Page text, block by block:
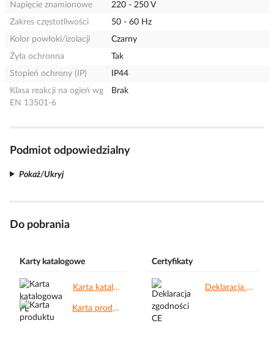
Napięcie znamionowe
220 - 250 V
Zakres częstotliwości
50 - 60 Hz
Kolor powłoki/izolacji
Czarny
Żyła ochronna
Tak
Stopień ochrony (IP)
IP44
Klasa reakcji na ogień wg
EN 13501-6
Brak
Podmiot odpowiedzialny
Pokaż/Ukryj
Do pobrania
Karty katalogowe
Karta katalogowa PL.pdf
Karta produktu.pdf
Certyfikaty
Deklaracja zgodności CE.pdf